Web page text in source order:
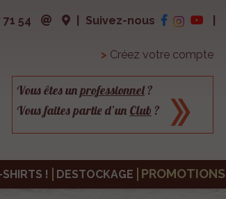
71 54 Suivez-nous
> Créez votre compte
Vous êtes unprofessionnel?
Vous faites partie d’un Club ?
! DESTOCKAGE PROMOTIONS